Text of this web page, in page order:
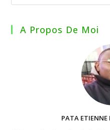
A Propos De Moi
PATA ETIENNE